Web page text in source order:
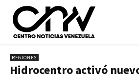
REGIONES
Hidrocentro activó